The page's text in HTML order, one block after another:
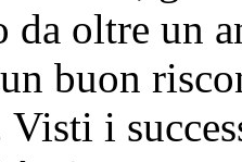
da oltre un
buon
i